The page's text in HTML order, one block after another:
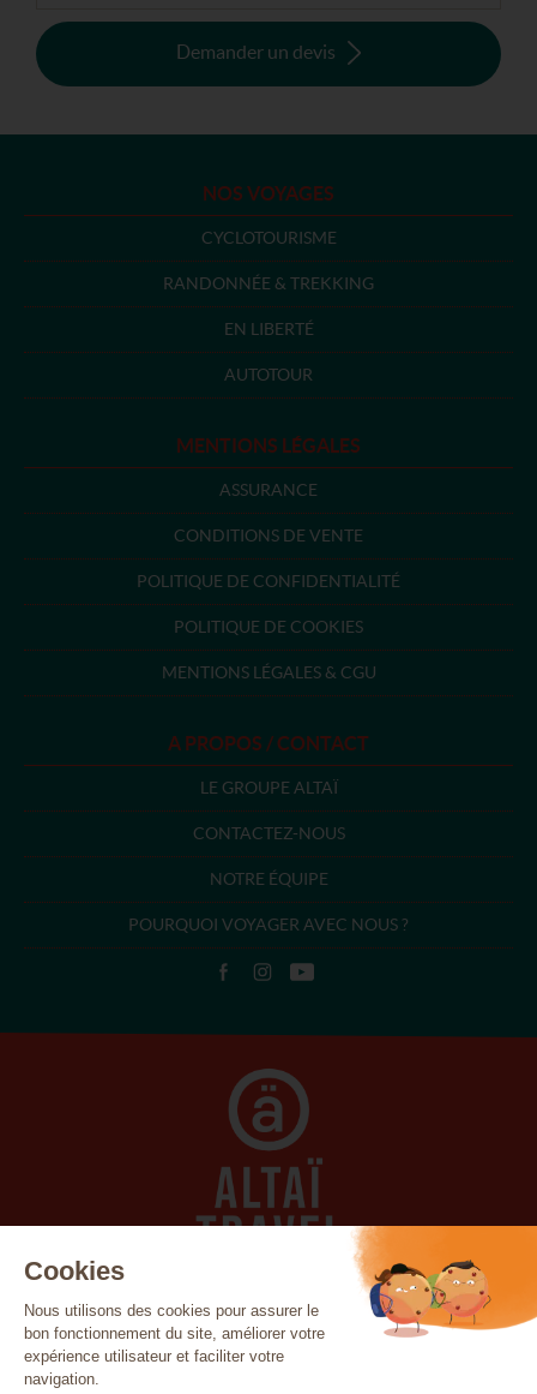
Demander un devis
NOS VOYAGES
CYCLOTOURISME
RANDONNÉE & TREKKING
EN LIBERTÉ
AUTOTOUR
MENTIONS LÉGALES
ASSURANCE
CONDITIONS DE VENTE
POLITIQUE DE CONFIDENTIALITÉ
POLITIQUE DE COOKIES
MENTIONS LÉGALES & CGU
A PROPOS / CONTACT
LE GROUPE ALTAÏ
CONTACTEZ-NOUS
NOTRE ÉQUIPE
POURQUOI VOYAGER AVEC NOUS ?
Açores Canada Canaries
Cap-Vert
Costa Rica